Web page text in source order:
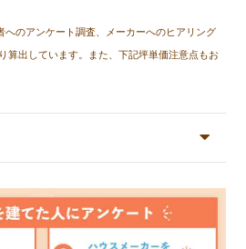
へのアンケート調査、メーカーへのヒアリング
算出しています。また、下記坪単価注意点もお